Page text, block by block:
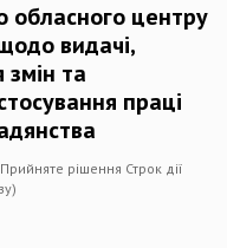
обласного центру
видачі,
та
праці
рішення Строк дії